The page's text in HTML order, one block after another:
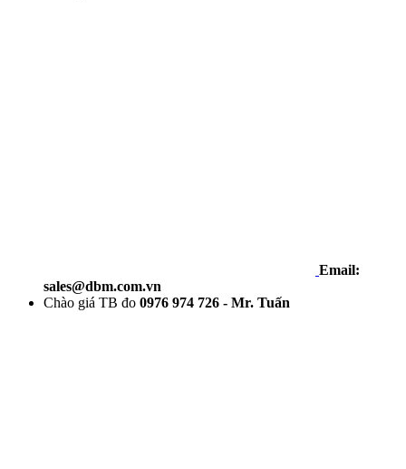
Email:
sales@dbm.com.vn
Chào giá TB đo 0976 974 726 - Mr. Tuấn